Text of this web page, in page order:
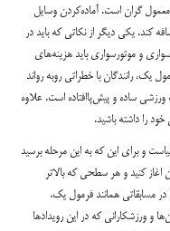
معمول گران است. آماده‌کردن وسایل
کند. یکی دیگر از نکاتی که باید در
و موتورسواری باید هزینه‌های
یک، رانندگان با خطراتی روبه رو‌اند
ساده و پیش‌پاافتاده است. علاوه
را داشته باشید.
و برای این که به این مرحله برسید
اغاز کنید و هر سطحی که بالاتر
مسابقاتی همانند فرمول یک،
و ورزشکارانی که در این رویدادها